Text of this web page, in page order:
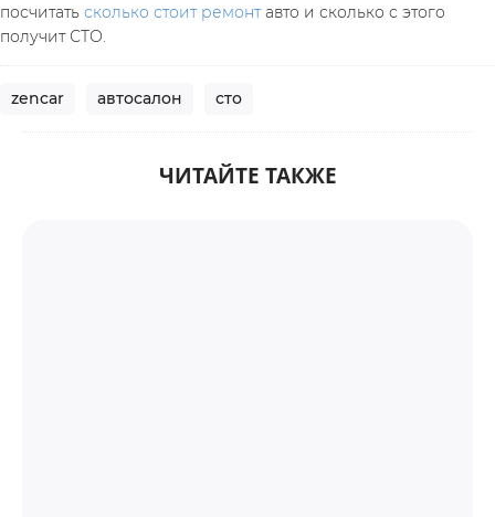
посчитать сколько стоит ремонт авто и сколько с этого
получит СТО.
zencar автосалон сто
ЧИТАЙТЕ ТАКЖЕ